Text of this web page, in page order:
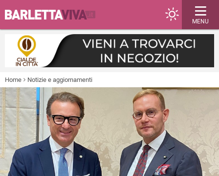
MENU
Home Notizie e aggiornamenti